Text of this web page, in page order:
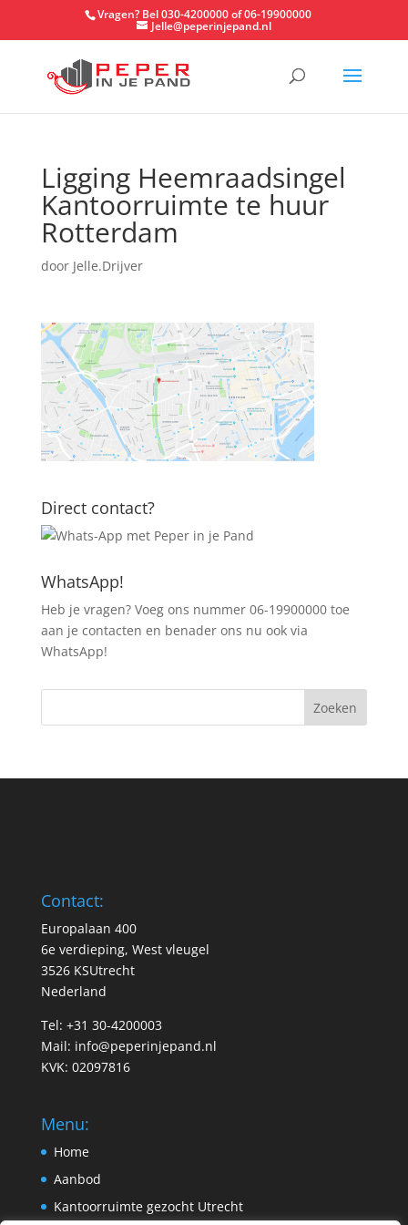
Vragen? Bel 030-4200000 of 06-19900000
Jelle@peperinjepand.nl
Ligging Heemraadsingel
Kantoorruimte te huur
Rotterdam
door Jelle.Drijver
Direct contact?
WhatsApp!
Heb je vragen? Voeg ons nummer 06-19900000 toe
aan je contacten en benader ons nu ook via
WhatsApp!
Contact:
Europalaan 400
6e verdieping, West vleugel
3526 KSUtrecht
Nederland
Tel: +31 30-4200003
Mail: info@peperinjepand.nl
KVK: 02097816
Menu:
Home
Aanbod
Kantoorruimte gezocht Utrecht